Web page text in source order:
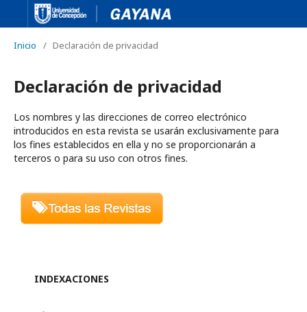
Inicio / Declaración de privacidad
Declaración de privacidad
Los nombres y las direcciones de correo electrónico
introducidos en esta revista se usarán exclusivamente para
los fines establecidos en ella y no se proporcionarán a
terceros o para su uso con otros fines.
INDEXACIONES